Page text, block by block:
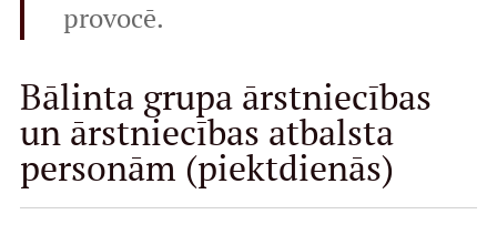
provocē.
Bālinta grupa ārstniecības
un ārstniecības atbalsta
personām (piektdienās)